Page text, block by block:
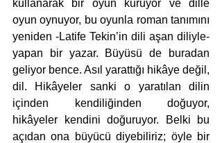
kullanarak bir oyun kuruyor ve dille
oyun oynuyor, bu oyunla roman tanımını
yeniden -Latife Tekin’in dili aşan diliyle-
yapan bir yazar. Büyüsü de buradan
geliyor bence. Asıl yarattığı hikâye değil,
dil. Hikâyeler sanki o yaratılan dilin
içinden kendiliğinden doğuyor,
hikâyeler kendini doğuruyor. Belki bu
açıdan ona büyücü diyebiliriz; öyle bir